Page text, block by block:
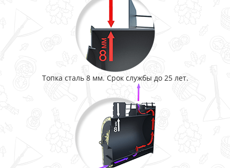
Топка сталь 8 мм. Срок службы до 25 лет.